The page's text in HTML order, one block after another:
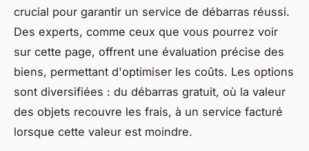
crucial pour garantir un service de débarras réussi.
Des experts, comme ceux que vous pourrez voir
sur cette page, offrent une évaluation précise des
biens, permettant d'optimiser les coûts. Les options
sont diversifiées : du débarras gratuit, où la valeur
des objets recouvre les frais, à un service facturé
lorsque cette valeur est moindre.